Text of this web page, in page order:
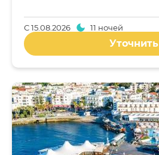
С15.08.2026 11 ночей
Уточнить